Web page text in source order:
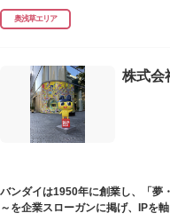
酒とともに参拝者に振る舞われる
だくことで、心身健康のご利益があ
養する最高の祈祷法。心願成就の
日間毎朝祈祷していただけます。
られ、毘沙門天が祀られています。
奥浅草エリア
株式会
バンダイは1950年に創業し、「夢
～を企業スローガンに掲げ、IPを